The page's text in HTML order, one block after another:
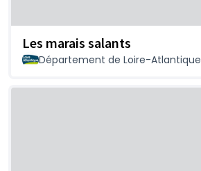
Les marais salants
Département de Loire-Atlantique